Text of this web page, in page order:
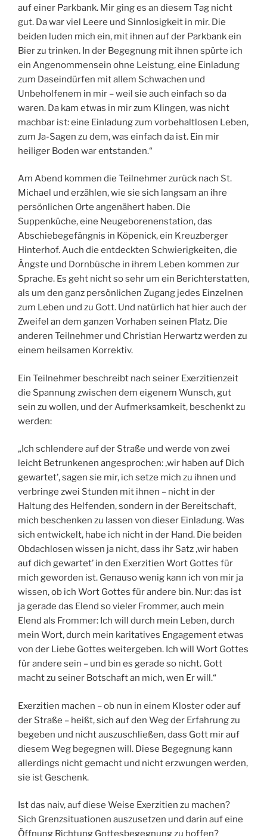
auf einer Parkbank. Mir ging es an diesem Tag nicht
gut. Da war viel Leere und Sinnlosigkeit in mir. Die
beiden luden mich ein, mit ihnen auf der Parkbank ein
Bier zu trinken. In der Begegnung mit ihnen spürte ich
ein Angenommensein ohne Leistung, eine Einladung
zum Daseindürfen mit allem Schwachen und
Unbeholfenem in mir – weil sie auch einfach so da
waren. Da kam etwas in mir zum Klingen, was nicht
machbar ist: eine Einladung zum vorbehaltlosen Leben,
zum Ja-Sagen zu dem, was einfach da ist. Ein mir
heiliger Boden war entstanden.“
Am Abend kommen die Teilnehmer zurück nach St.
Michael und erzählen, wie sie sich langsam an ihre
persönlichen Orte angenähert haben. Die
Suppenküche, eine Neugeborenenstation, das
Abschiebegefängnis in Köpenick, ein Kreuzberger
Hinterhof. Auch die entdeckten Schwierigkeiten, die
Ängste und Dornbüsche in ihrem Leben kommen zur
Sprache. Es geht nicht so sehr um ein Berichterstatten,
als um den ganz persönlichen Zugang jedes Einzelnen
zum Leben und zu Gott. Und natürlich hat hier auch der
Zweifel an dem ganzen Vorhaben seinen Platz. Die
anderen Teilnehmer und Christian Herwartz werden zu
einem heilsamen Korrektiv.
Ein Teilnehmer beschreibt nach seiner Exerzitienzeit
die Spannung zwischen dem eigenem Wunsch, gut
sein zu wollen, und der Aufmerksamkeit, beschenkt zu
werden:
„Ich schlendere auf der Straße und werde von zwei
leicht Betrunkenen angesprochen: ‚wir haben auf Dich
gewartet’, sagen sie mir, ich setze mich zu ihnen und
verbringe zwei Stunden mit ihnen – nicht in der
Haltung des Helfenden, sondern in der Bereitschaft,
mich beschenken zu lassen von dieser Einladung. Was
sich entwickelt, habe ich nicht in der Hand. Die beiden
Obdachlosen wissen ja nicht, dass ihr Satz ‚wir haben
auf dich gewartet’ in den Exerzitien Wort Gottes für
mich geworden ist. Genauso wenig kann ich von mir ja
wissen, ob ich Wort Gottes für andere bin. Nur: das ist
ja gerade das Elend so vieler Frommer, auch mein
Elend als Frommer: Ich will durch mein Leben, durch
mein Wort, durch mein karitatives Engagement etwas
von der Liebe Gottes weitergeben. Ich will Wort Gottes
für andere sein – und bin es gerade so nicht. Gott
macht zu seiner Botschaft an mich, wen Er will.“
Exerzitien machen – ob nun in einem Kloster oder auf
der Straße – heißt, sich auf den Weg der Erfahrung zu
begeben und nicht auszuschließen, dass Gott mir auf
diesem Weg begegnen will. Diese Begegnung kann
allerdings nicht gemacht und nicht erzwungen werden,
sie ist Geschenk.
Ist das naiv, auf diese Weise Exerzitien zu machen?
Sich Grenzsituationen auszusetzen und darin auf eine
Öffnung Richtung Gottesbegegnung zu hoffen?